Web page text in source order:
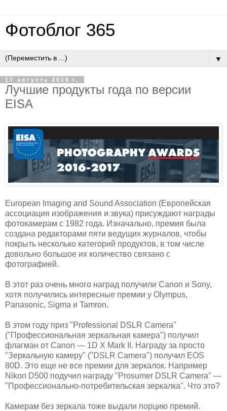
Фотоблог 365
▼
17 августа 2016 г.
Лучшие продукты года по версии
EISA
European Imaging and Sound Association (Европейская
ассоциация изображения и звука) присуждают награды
фотокамерам с 1982 года. Изначально, премия была
создана редакторами пяти ведущих журналов, чтобы
покрыть несколько категорий продуктов, в том числе
довольно большое их количество связано с
фотографией.
В этот раз очень много наград получили Canon и Sony,
хотя получились интересные премии у Olympus,
Panasonic, Sigma и Tamron.
В этом году приз "Professional DSLR Camera"
("Профессиональная зеркальная камера") получил
флагман от Canon — 1D X Mark II. Награду за просто
"Зеркальную камеру" ("DSLR Camera") получил EOS
80D. Это еще не все премии для зеркалок. Например
Nikon D500 подучил награду "Prosumer DSLR Camera" —
"Профессионально-потребительская зеркалка". Что это?
Камерам без зеркала тоже выдали порцию премий.